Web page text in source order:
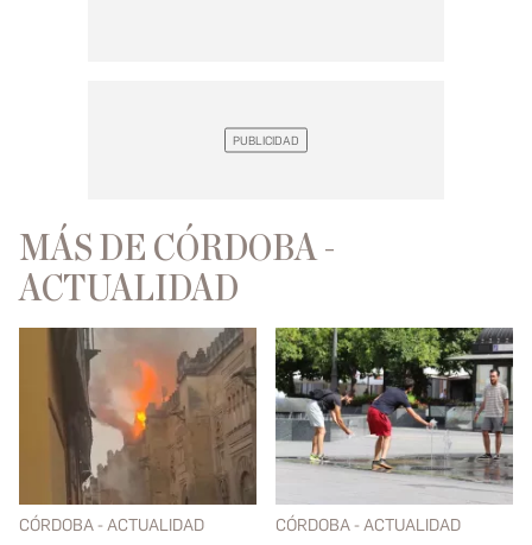
MÁS DE CÓRDOBA -
ACTUALIDAD
CÓRDOBA - ACTUALIDAD CÓRDOBA - ACTUALIDAD